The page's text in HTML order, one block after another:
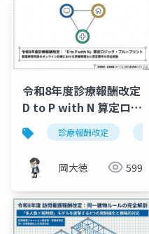
令和8年度診療報酬改定
D to P with N 算定ロジ
ック・ブループリント
｜看護師等同席オンラ
イン診療の評価明確化
を完全解説
診療報酬改定
岡大徳 599